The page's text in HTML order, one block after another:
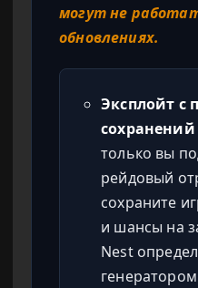
могут не
обновлениях.
Эксплойт с
сохранений
только вы
рейдовый
сохраните
и шансы на
Nest